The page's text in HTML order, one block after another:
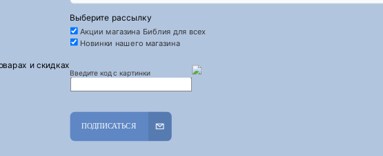
и скидках
Выберите рассылку
Акции магазина Библия для всех
Новинки нашего магазина
Введите код с картинки
ПОДПИСАТЬСЯ